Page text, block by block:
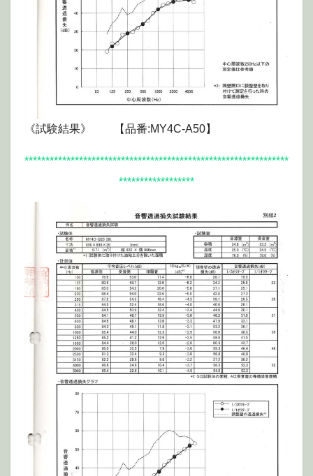
《試験結果》 【品番:MY4C-A50】
***************************************************************
******************